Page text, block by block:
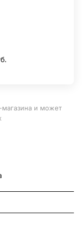
магазина и может